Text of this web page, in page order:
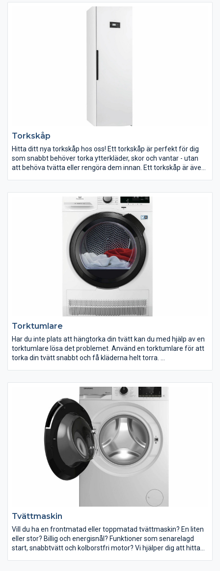
Vi har mixers i alla prisklasser, med olika styrka och olika många
Torkskåp
Hitta ditt nya torkskåp hos oss! Ett torkskåp är perfekt för dig
som snabbt behöver torka ytterkläder, skor och vantar - utan
att behöva tvätta eller rengöra dem innan. Ett torkskåp är även
Blöta ytterkläder och grusiga kängor och stövlar är vanliga
inslag i en barnfamiljs vardag. Med ett torkskåp blir kläderna
snabbt torra och är redo för nästa omgång med lek. Häng in
kläderna på kvällen så är de garanterat torra till nästa dags
Torktumlare
Har du inte plats att hängtorka din tvätt kan du med hjälp av en
torktumlare lösa det problemet. Använd en torktumlare för att
torka din tvätt snabbt och få kläderna helt torra.
kondenstumlare. Flera av våra torktumlare är utrustade med
funktioner som fuktavkänning, sensorer och skontrumma. Vi
hjälper dig att hitta en torktumlare som passar dina behov.
Tvättmaskin
Vill du ha en frontmatad eller toppmatad tvättmaskin? En liten
eller stor? Billig och energisnål? Funktioner som senarelagd
start, snabbtvätt och kolborstfri motor? Vi hjälper dig att hitta